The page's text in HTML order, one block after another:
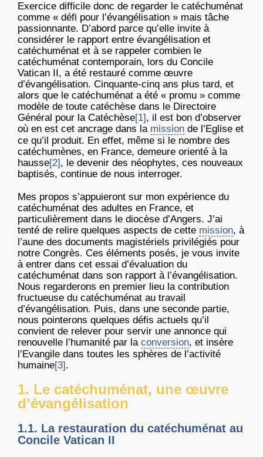
Exercice difficile donc de regarder le catéchuménat
comme « défi pour l’évangélisation » mais tâche
passionnante. D’abord parce qu’elle invite à
considérer le rapport entre évangélisation et
catéchuménat et à se rappeler combien le
catéchuménat contemporain, lors du Concile
Vatican II, a été restauré comme œuvre
d’évangélisation. Cinquante-cinq ans plus tard, et
alors que le catéchuménat a été « promu » comme
modèle de toute catéchèse dans le Directoire
Général pour la Catéchèse[1] , il est bon d’observer
où en est cet ancrage dans la mission de l’Eglise et
ce qu’il produit. En effet, même si le nombre des
catéchumènes, en France, demeure orienté à la
hausse[2] , le devenir des néophytes, ces nouveaux
baptisés, continue de nous interroger.
Mes propos s’appuieront sur mon expérience du
catéchuménat des adultes en France, et
particulièrement dans le diocèse d’Angers. J’ai
tenté de relire quelques aspects de cette mission, à
l’aune des documents magistériels privilégiés pour
notre Congrès. Ces éléments posés, je vous invite
à entrer dans cet essai d’évaluation du
catéchuménat dans son rapport à l’évangélisation.
Nous regarderons en premier lieu la contribution
fructueuse du catéchuménat au travail
d’évangélisation. Puis, dans une seconde partie,
nous pointerons quelques défis actuels qu’il
convient de relever pour servir une annonce qui
renouvelle l’humanité par la conversion, et insère
l’Evangile dans toutes les sphères de l’activité
humaine[3] .
1. Le catéchuménat, une œuvre
d’évangélisation
1.1. La restauration du catéchuménat au
Concile Vatican II